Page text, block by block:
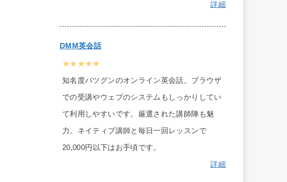
詳細
DMM英会話
★★★★★
知名度バツグンのオンライン英会話。ブラウザ
での受講やウェブのシステムもしっかりしてい
て利用しやすいです。厳選された講師陣も魅
力。ネイティブ講師と毎日一回レッスンで
20,000円以下はお手頃です。
詳細